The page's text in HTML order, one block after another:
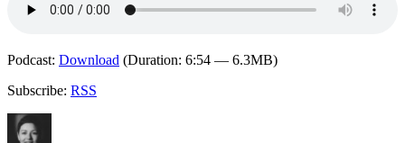
Podcast: Download (Duration: 6:54 — 6.3MB)
Subscribe: RSS